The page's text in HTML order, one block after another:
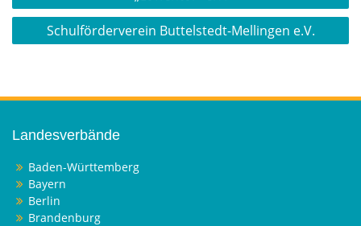
Schulförderverein Buttelstedt-Mellingen e.V.
Landesverbände
Baden-Württemberg
Bayern
Berlin
Brandenburg